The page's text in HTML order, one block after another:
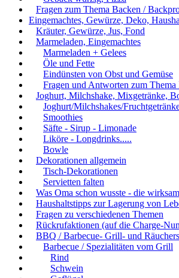
Fragen zum Thema Backen /
Eingemachtes, Gewürze, Deko,
Kräuter, Gewürze, Jus, Fond
Marmeladen, Eingemachtes
Marmeladen + Gelees
Öle und Fette
Eindünsten von Obst und Gemüse
Fragen und Antworten zum Thema
Joghurt, Milchshake, Mixgetränke,
Joghurt/Milchshakes/
Smoothies
Säfte - Sirup - Limonade
Liköre - Longdrinks.....
Bowle
Dekorationen allgemein
Tisch-Dekorationen
Servietten falten
Was Oma schon wusste - die
Haushaltstipps zur Lagerung von
Fragen zu verschiedenen Themen
Rückrufaktionen (auf die Charge-
BBQ / Barbecue- Grill- und
Barbecue / Spezialitäten vom Grill
Rind
Schwein